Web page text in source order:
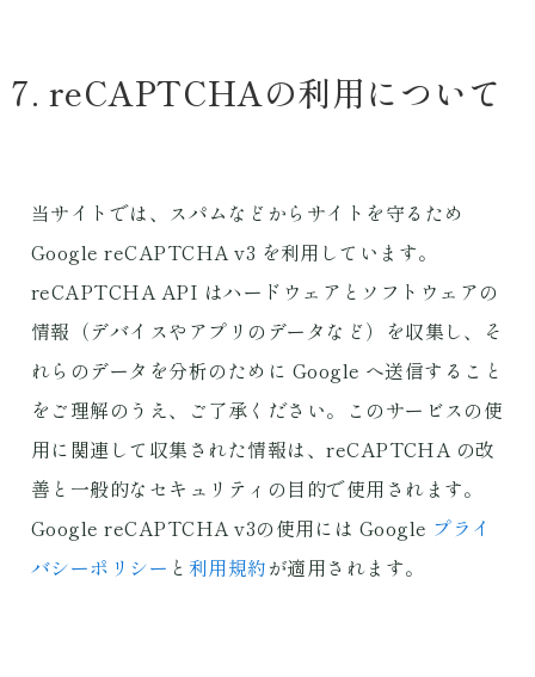
7. reCAPTCHAの利用について
当サイトでは、スパムなどからサイトを守るため
Google reCAPTCHA v3 を利用しています。
reCAPTCHA API はハードウェアとソフトウェアの
情報（デバイスやアプリのデータなど）を収集し、そ
れらのデータを分析のために Google へ送信すること
をご理解のうえ、ご了承ください。このサービスの使
用に関連して収集された情報は、reCAPTCHA の改
善と一般的なセキュリティの目的で使用されます。
Google reCAPTCHA v3の使用には Google プライ
バシーポリシー と 利用規約が適用されます。